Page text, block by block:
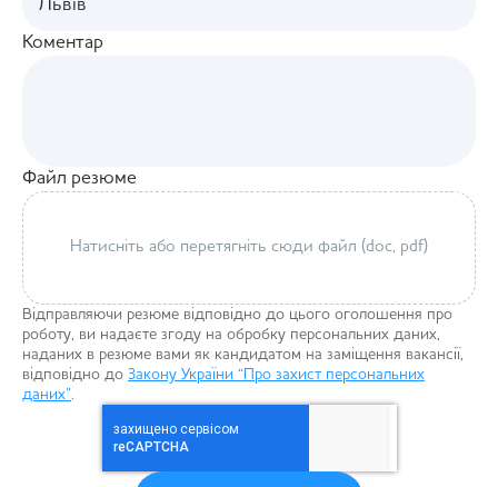
Коментар
Файл резюме
Натисніть або перетягніть сюди файл (doc, pdf)
Відправляючи резюме відповідно до цього оголошення про
роботу, ви надаєте згоду на обробку персональних даних,
наданих в резюме вами як кандидатом на заміщення вакансії,
відповідно до Закону України “Про захист персональних
даних”.